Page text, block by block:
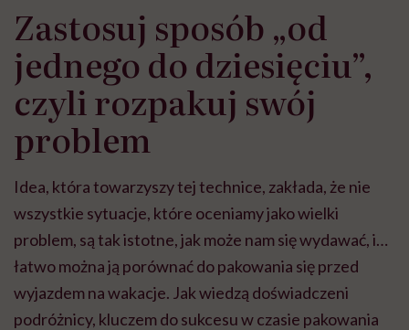
Zastosuj sposób „od
jednego do dziesięciu”,
czyli rozpakuj swój
problem
Idea, która towarzyszy tej technice, zakłada, że nie
wszystkie sytuacje, które oceniamy jako wielki
problem, są tak istotne, jak może nam się wydawać, i…
łatwo można ją porównać do pakowania się przed
wyjazdem na wakacje. Jak wiedzą doświadczeni
podróżnicy, kluczem do sukcesu w czasie pakowania